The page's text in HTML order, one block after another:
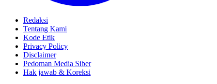
Redaksi
Tentang Kami
Kode Etik
Privacy Policy
Disclaimer
Pedoman Media Siber
Hak jawab & Koreksi